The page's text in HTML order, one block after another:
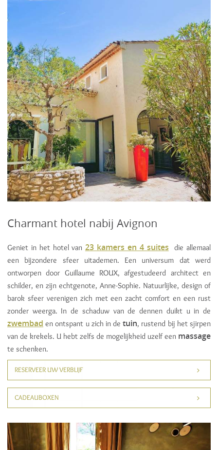
Charmant hotel nabij Avignon
Geniet in het hotel van23 kamers en 4 suites
die allemaal
een bijzondere sfeer uitademen. Een universum dat werd
ontworpen door Guillaume ROUX, afgestudeerd architect en
schilder, en zijn echtgenote, Anne-Sophie. Natuurlijke, design of
barok sfeer verenigen zich met een zacht comfort en een rust
zonder weerga. In de schaduw van de dennen duikt u in de
zwembad en ontspant u zich in detuin, rustend bij het sjirpen
van de krekels. U hebt zelfs de mogelijkheid uzelf een massage
te schenken.
RESERVEER UW VERBLIJF
CADEAUBOXEN